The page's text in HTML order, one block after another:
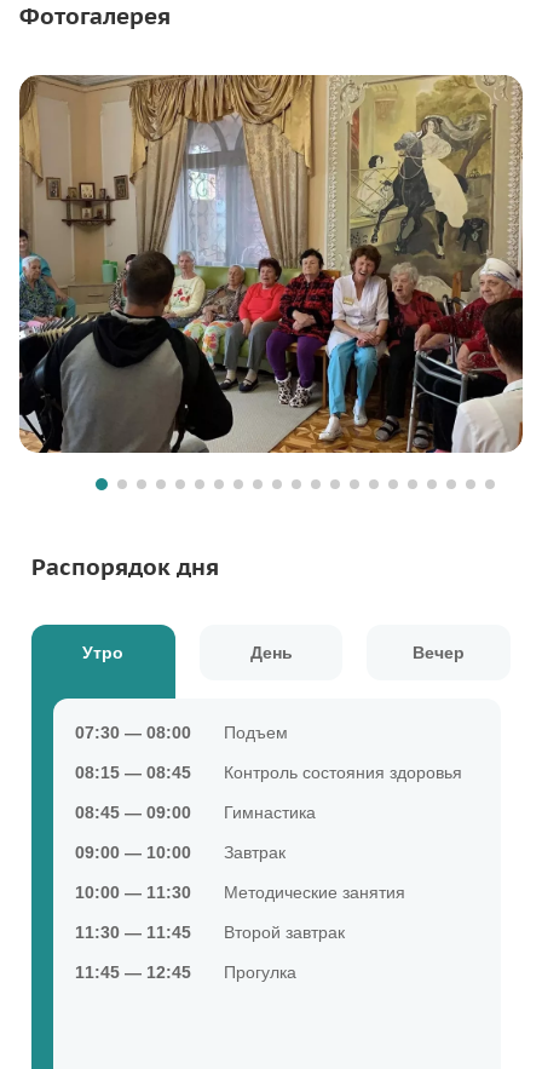
Фотогалерея
Распорядок дня
Утро День Вечер
07:30 — 08:00 Подъем
08:15 — 08:45 Контроль состояния здоровья
08:45 — 09:00 Гимнастика
09:00 — 10:00 Завтрак
10:00 — 11:30 Методические занятия
11:30 — 11:45 Второй завтрак
11:45 — 12:45 Прогулка